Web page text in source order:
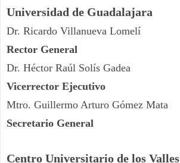
Universidad de Guadalajara
Dr. Ricardo Villanueva Lomelí​
Rector General
Dr. Héctor Raúl Solís Gadea
Vicerrector Ejecutivo
Mtro. Guillermo Arturo Gómez Mata
Secretario General
Centro Universitario de los Valles